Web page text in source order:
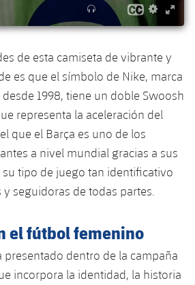
de esta camiseta de vibrante y
es que el símbolo de Nike, marca
1998, tiene un doble Swoosh
representa la aceleración del
que el Barça es uno de los
a nivel mundial gracias a sus
tipo de juego tan identificativo
seguidoras de todas partes.
el fútbol femenino
presentado dentro de la campaña
incorpora la identidad, la historia